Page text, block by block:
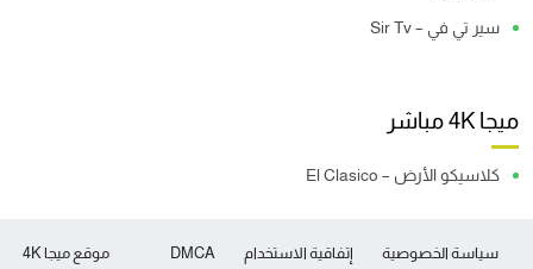
سير تي في – Sir Tv
ميجا 4K مباشر
كلاسيكو الأرض – El Clasico
موقع ميجا 4K سياسة الخصوصية إتفاقية الاستخدام DMCA